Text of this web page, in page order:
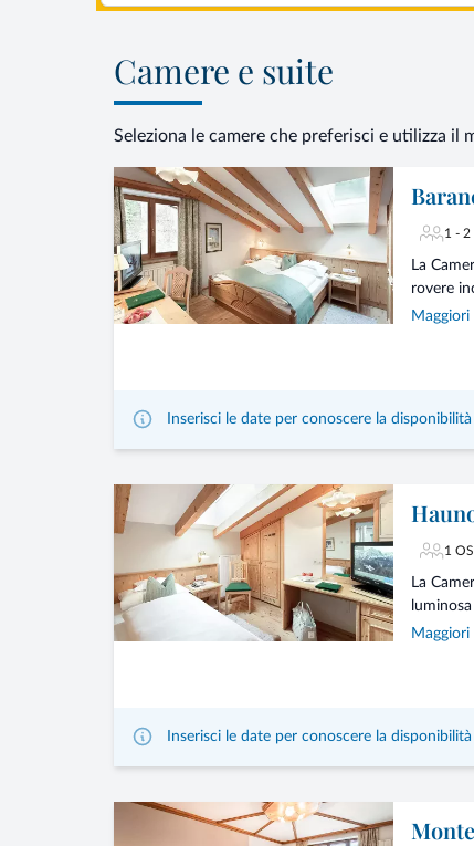
Camere e suite
Seleziona le camere che preferisci e utilizza
1 - 2
La
rovere
Inserisci le date per conoscere la disponibilità
1
La
Inserisci le date per conoscere la disponibilità